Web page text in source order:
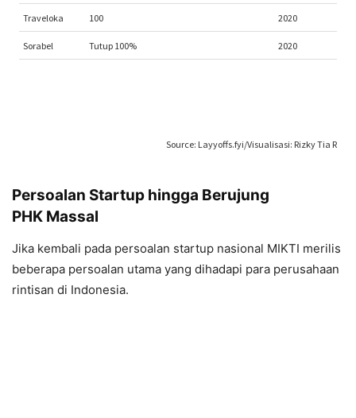
Persoalan Startup hingga Berujung
PHK Massal
Jika kembali pada persoalan startup nasional MIKTI merilis
beberapa persoalan utama yang dihadapi para perusahaan
rintisan di Indonesia.